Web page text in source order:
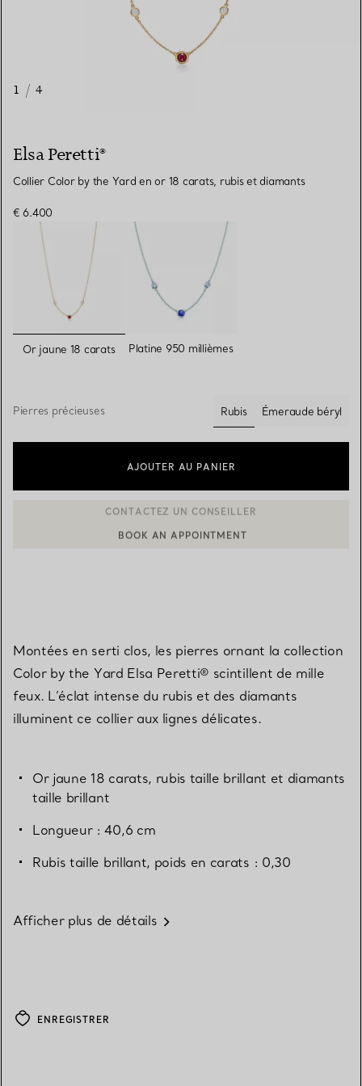
1 / 4
Elsa Peretti®
Collier Color by the Yard en or 18 carats, rubis et diamants
€ 6.400
sélectionnés
Or jaune 18 carats Platine 950 millièmes
Pierres précieuses
Rubis
sélectionnés
Émeraude béryl
AJOUTER AU PANIER
CONTACTER UN CONSEILLER CLIENT OU PRENDRE RENDEZ-
Montées en serti clos, les pierres ornant la collection
Color by the Yard Elsa Peretti® scintillent de mille
feux. L’éclat intense du rubis et des diamants
illuminent ce collier aux lignes délicates.
Or jaune 18 carats, rubis taille brillant et diamants
taille brillant
Longueur : 40,6 cm
Rubis taille brillant, poids en carats : 0,30
Afficher plus de détails
ENREGISTRER